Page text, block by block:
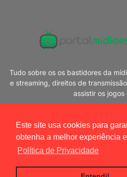
Este site usa cookies para
obtenha a melhor experiência
Política de Privacidade
Tudo sobre os os bastidores da
e streaming, direitos de
assistir os jogos